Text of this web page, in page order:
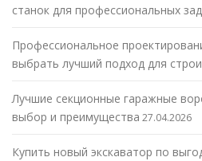
станок для профессиональных
Профессиональное
выбрать лучший подход для
Лучшие секционные гаражные
выбор и преимущества 27.04.2026
Купить новый экскаватор по